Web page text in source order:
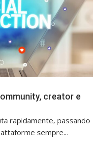
creator e
rapidamente, passando
sempre...